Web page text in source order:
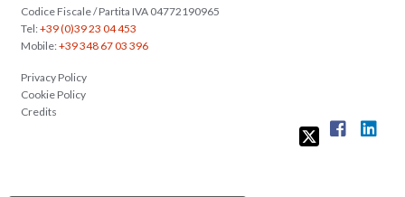
Codice Fiscale / Partita IVA 04772190965
Tel:+39 (0)39 23 04 453
Mobile:+39 348 67 03 396
Privacy Policy
Cookie Policy
Credits